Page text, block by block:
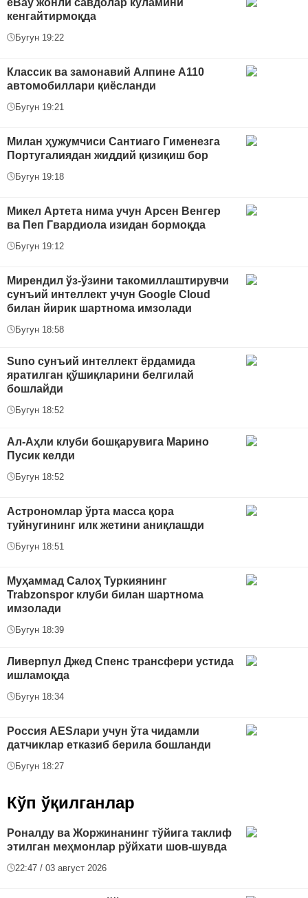
кенгайтирмоқда
Бугун 19:22
Классик ва замонавий Алпине A110
автомобиллари қиёсланди
Бугун 19:21
Милан ҳужумчиси Сантиаго Гименезга
Португалиядан жиддий қизиқиш бор
Бугун 19:18
Микел Артета нима учун Арсен Венгер
ва Пеп Гвардиола изидан бормоқда
Бугун 19:12
Мирендил ўз-ўзини такомиллаштирувчи
сунъий интеллект учун Google Cloud
билан йирик шартнома имзолади
Бугун 18:58
Suno сунъий интеллект ёрдамида
яратилган қўшиқларини белгилай
бошлайди
Бугун 18:52
Ал-Аҳли клуби бошқарувига Марино
Пусик келди
Бугун 18:52
Астрономлар ўрта масса қора
туйнугининг илк жетини аниқлашди
Бугун 18:51
Муҳаммад Салоҳ Туркиянинг
Trabzonspor клуби билан шартнома
имзолади
Бугун 18:39
Ливерпул Джед Спенс трансфери устида
ишламоқда
Бугун 18:34
Россия AESлари учун ўта чидамли
датчиклар етказиб берила бошланди
Бугун 18:27
Кўп ўқилганлар
Роналду ва Жоржинанинг тўйига таклиф
этилган меҳмонлар рўйхати шов-шувда
22:47 / 03 август 2026